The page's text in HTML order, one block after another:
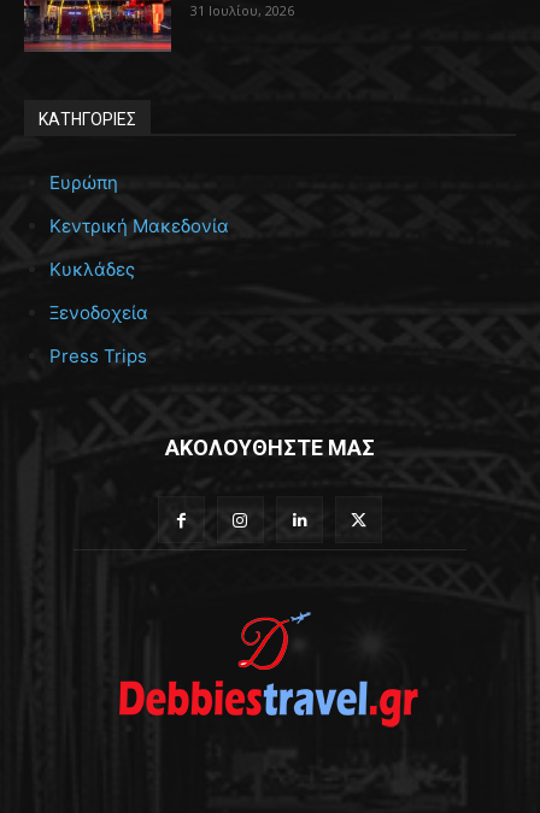
31 Ιουλίου, 2026
ΚΑΤΗΓΟΡΙΕΣ
Ευρώπη
Κεντρική Μακεδονία
Κυκλάδες
Ξενοδοχεία
Press Trips
ΑΚΟΛΟΥΘΗΣΤΕ ΜΑΣ